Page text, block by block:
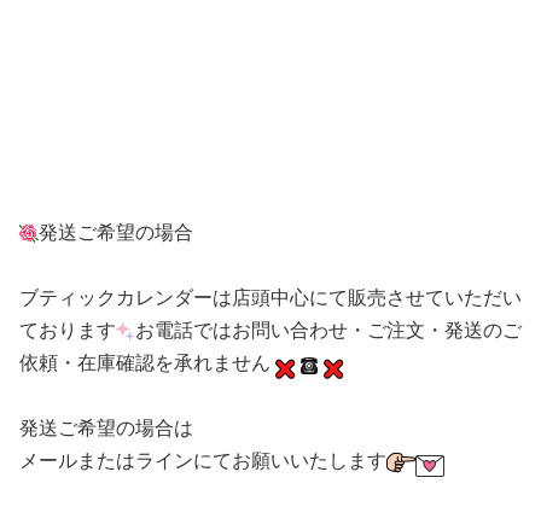
発送ご希望の場合
ブティックカレンダーは店頭中心にて販売させていただい
ております
お電話ではお問い合わせ・ご注文・発送のご
依頼・在庫確認を承れません
発送ご希望の場合は
メールまたはラインにてお願いいたします